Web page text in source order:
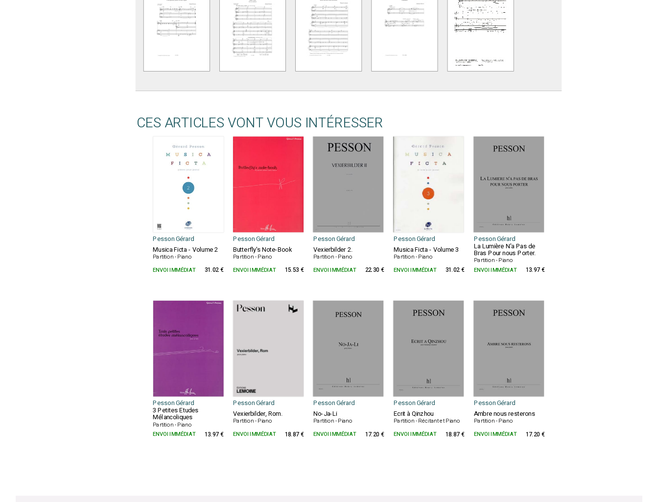
CES ARTICLES VONT VOUS INTÉRESSER
Pesson Gérard Pesson Gérard Pesson Gérard Pesson Gérard
Pesson Gérard
Musica Ficta - Volume 2
Partition - Piano
Butterfly's Note-Book
Partition - Piano
Vexierbilder 2.
Partition - Piano
Musica Ficta - Volume 3
Partition - Piano
La Lumière N'a Pas de
Bras Pour nous Porter.
Partition - Piano
ENVOI IMMÉDIAT 31.02 € ENVOI IMMÉDIAT 15.53 € ENVOI IMMÉDIAT 22.30 € ENVOI IMMÉDIAT 31.02 € ENVOI IMMÉDIAT 13.97 €
Pesson Gérard Pesson Gérard Pesson Gérard Pesson Gérard Pesson Gérard
3 Petites Etudes
Mélancoliques
Partition - Piano
Vexierbilder, Rom.
Partition - Piano
No-Ja-Li
Partition - Piano
Ecrit à Qinzhou
Partition - Récitant et Piano
Ambre nous resterons
Partition - Piano
ENVOI IMMÉDIAT
13.97 € ENVOI IMMÉDIAT 18.87 € ENVOI IMMÉDIAT 17.20 € ENVOI IMMÉDIAT 18.87 € ENVOI IMMÉDIAT 17.20 €